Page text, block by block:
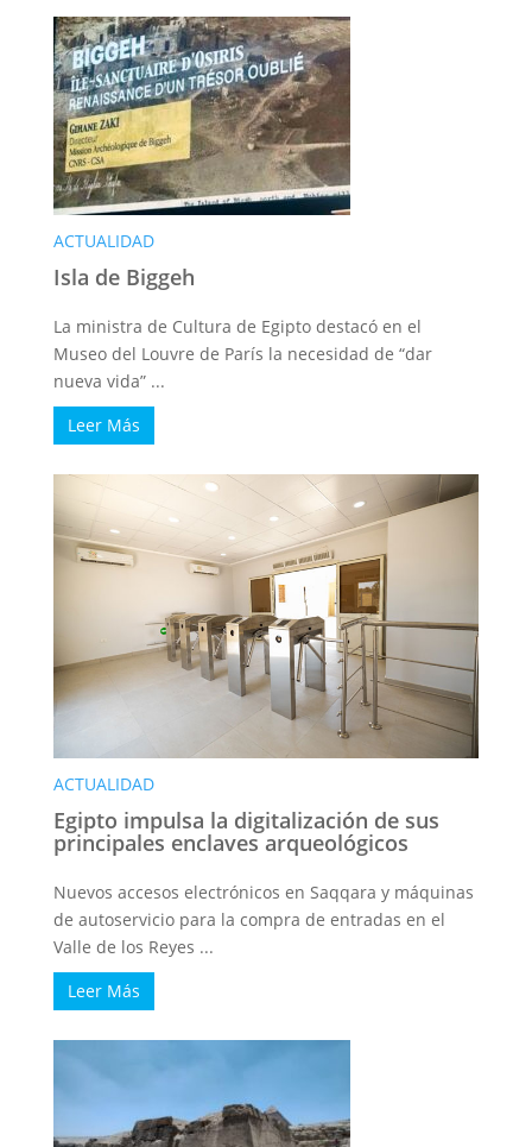
ACTUALIDAD
Isla de Biggeh
La ministra de Cultura de Egipto destacó en el
Museo del Louvre de París la necesidad de “dar
nueva vida” ...
Leer Más
ACTUALIDAD
Egipto impulsa la digitalización de sus
principales enclaves arqueológicos
Nuevos accesos electrónicos en Saqqara y máquinas
de autoservicio para la compra de entradas en el
Valle de los Reyes ...
Leer Más